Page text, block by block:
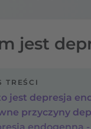
jest
TREŚCI
jest depresja
przyczyny